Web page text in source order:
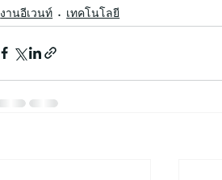
งานอีเวนท์
เทคโนโลยี